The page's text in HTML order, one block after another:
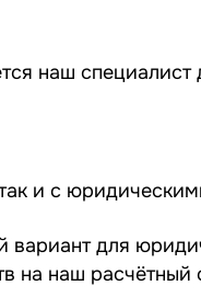
наш специалист
и с
вариант для
на наш